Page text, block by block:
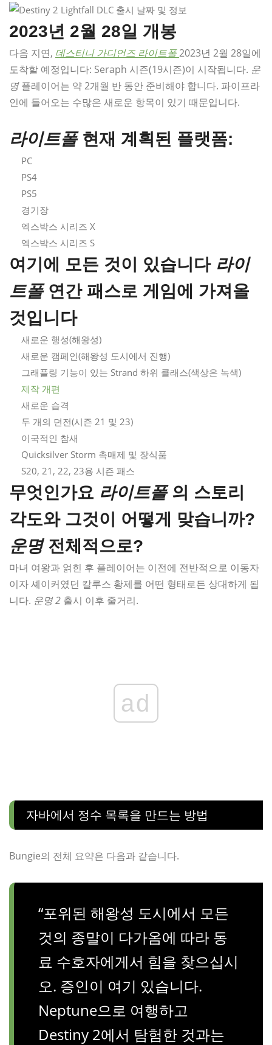
2023년 2월 28일 개봉
다음 지연, 데스티니 가디언즈 라이트폴2023년 2월 28일에
도착할 예정입니다: Seraph 시즌(19시즌)이 시작됩니다. 운
명플레이어는 약 2개월 반 동안 준비해야 합니다. 파이프라
인에 들어오는 수많은 새로운 항목이 있기 때문입니다.
라이트폴현재 계획된 플랫폼:
PC
PS4
PS5
경기장
엑스박스 시리즈 X
엑스박스 시리즈 S
여기에 모든 것이 있습니다 라이
트폴연간 패스로 게임에 가져올
것입니다
새로운 행성(해왕성)
새로운 캠페인(해왕성 도시에서 진행)
그래플링 기능이 있는 Strand 하위 클래스(색상은 녹색)
제작 개편
새로운 습격
두 개의 던전(시즌 21 및 23)
이국적인 참새
Quicksilver Storm 촉매제 및 장식품
S20, 21, 22, 23용 시즌 패스
무엇인가요 라이트폴의 스토리
각도와 그것이 어떻게 맞습니까?
운명전체적으로?
마녀 여왕과 얽힌 후 플레이어는 이전에 전반적으로 이동자
이자 셰이커였던 칼루스 황제를 어떤 형태로든 상대하게 됩
니다. 운명 2 출시 이후 줄거리.
ad
자바에서 정수 목록을 만드는 방법
Bungie의 전체 요약은 다음과 같습니다.
“포위된 해왕성 도시에서 모든
것의 종말이 다가옴에 따라 동
료 수호자에게서 힘을 찾으십시
오. 증인이 여기 있습니다.
Neptune으로 여행하고
Destiny 2에서 탐험한 것과는